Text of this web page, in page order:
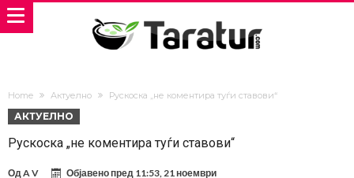
Home Актуелно Рускоска „не коментира туѓи ставови“
АКТУЕЛНО
Рускоска „не коментира туѓи ставови“
ОдA V Објавено пред 11:53, 21 ноември